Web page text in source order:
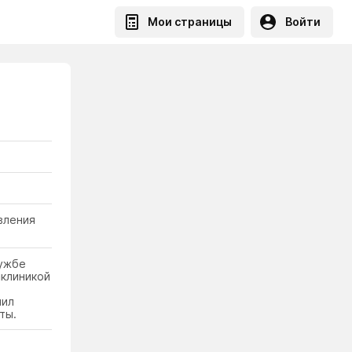
Мои страницы Войти